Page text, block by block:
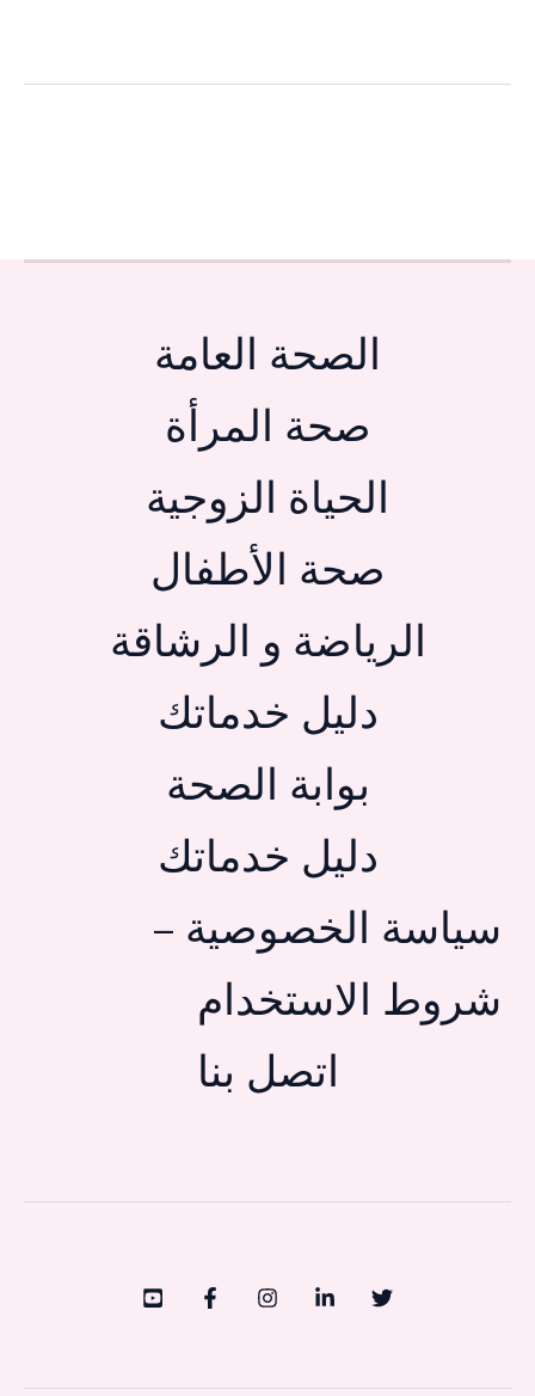
الصحة العامة
صحة المرأة
الحياة الزوجية
صحة الأطفال
الرياضة و الرشاقة
دليل خدماتك
بوابة الصحة
دليل خدماتك
سياسة الخصوصية –
شروط الاستخدام
اتصل بنا